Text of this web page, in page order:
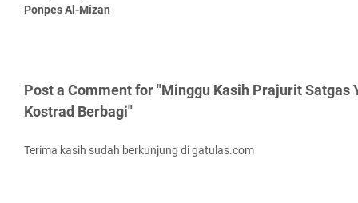
Ponpes Al-Mizan
Post a Comment for "Minggu Kasih Prajurit Satgas
Kostrad Berbagi"
Terima kasih sudah berkunjung di gatulas.com